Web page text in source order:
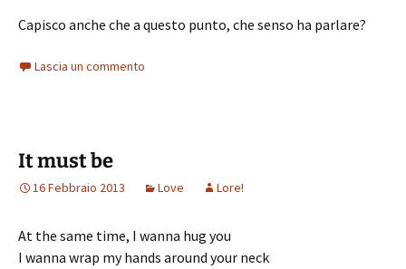
Capisco anche che a questo punto, che senso ha parlare?
Lascia un commento
It must be
16 Febbraio 2013 Love Lore!
At the same time, I wanna hug you
I wanna wrap my hands around your neck